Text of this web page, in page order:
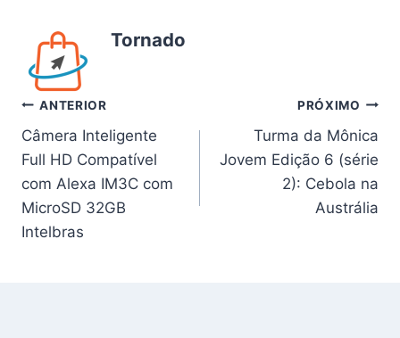
Tornado
Navegação
de
Post
ANTERIOR
Câmera Inteligente
Full HD Compatível
com Alexa IM3C com
MicroSD 32GB
Intelbras
PRÓXIMO
Turma da Mônica
Jovem Edição 6 (série
2): Cebola na
Austrália